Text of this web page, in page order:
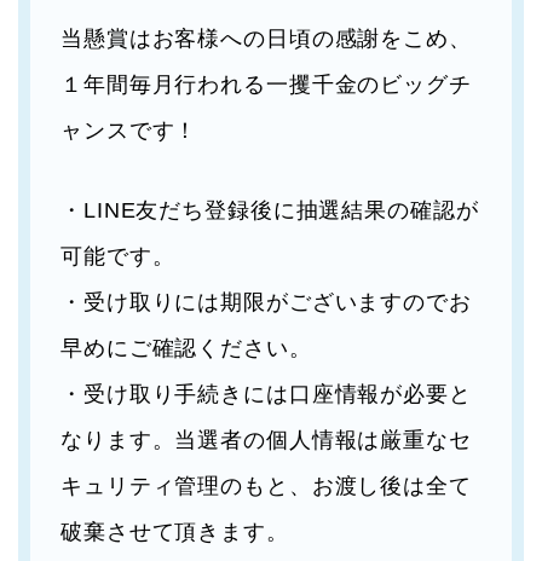
当懸賞はお客様への日頃の感謝をこめ、
１年間毎月行われる一攫千金のビッグチ
ャンスです！
・LINE友だち登録後に抽選結果の確認が
可能です。
・受け取りには期限がございますのでお
早めにご確認ください。
・受け取り手続きには口座情報が必要と
なります。当選者の個人情報は厳重なセ
キュリティ管理のもと、お渡し後は全て
破棄させて頂きます。